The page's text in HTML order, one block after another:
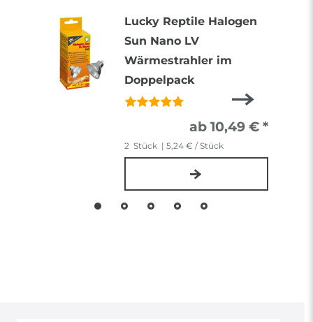
Lucky Reptile Halogen
Sun Nano LV
Wärmestrahler im
Doppelpack
ab 10,49 € *
2 Stück | 5,24 € / Stück